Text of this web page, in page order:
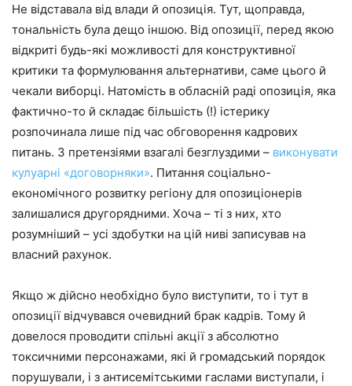
Не відставала від влади й опозиція. Тут, щоправда,
тональність була дещо іншою. Від опозиції, перед якою
відкриті будь-які можливості для конструктивної
критики та формулювання альтернативи, саме цього й
чекали виборці. Натомість в обласній раді опозиція, яка
фактично-то й складає більшість (!) істерику
розпочинала лише під час обговорення кадрових
питань. З претензіями взагалі безглуздими – виконувати
кулуарні «договорняки». Питання соціально-
економічного розвитку регіону для опозиціонерів
залишалися другорядними. Хоча – ті з них, хто
розумніший – усі здобутки на цій ниві записував на
власний рахунок.
Якщо ж дійсно необхідно було виступити, то і тут в
опозиції відчувався очевидний брак кадрів. Тому й
довелося проводити спільні акції з абсолютно
токсичними персонажами, які й громадський порядок
порушували, і з антисемітськими гаслами виступали, і